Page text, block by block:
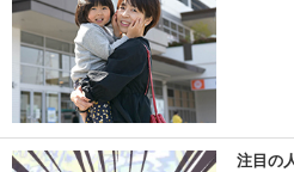
注目の